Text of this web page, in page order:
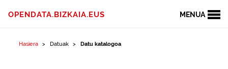
MENUA
OPENDATA.BIZKAIA.EUS
Hasiera Datuak Datu katalogoa